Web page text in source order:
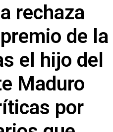
rechaza
de la
el hijo del
Maduro
por